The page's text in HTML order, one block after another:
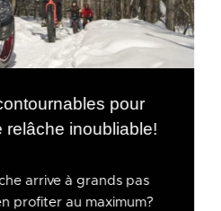
pour
relâche inoubliable!
arrive à grands pas
profiter au maximum?